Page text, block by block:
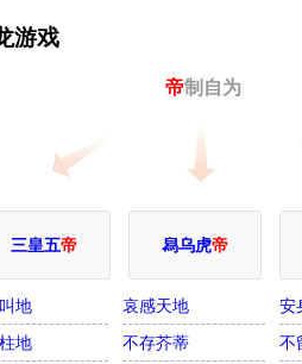
游戏
帝制自为
三皇五帝 舄乌虎帝
地 哀感天地
安
地 不存芥蒂
不